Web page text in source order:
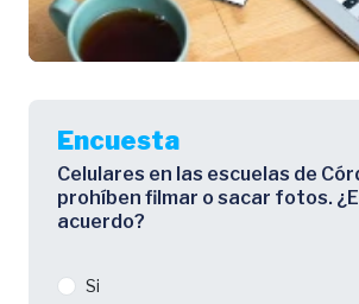
Encuesta
Celulares en las escuelas de
prohíben filmar o sacar fotos.
acuerdo?
Si